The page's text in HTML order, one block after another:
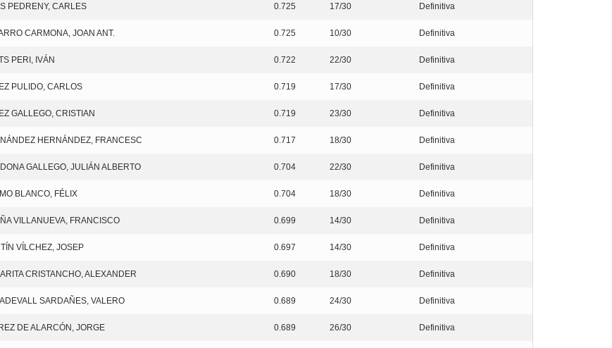
PEDRENY, CARLES 0.725 17/30 Definitiva
CARMONA, JOAN ANT. 0.725 10/30 Definitiva
PERI, IVÁN 0.722 22/30 Definitiva
PULIDO, CARLOS 0.719 17/30 Definitiva
GALLEGO, CRISTIAN 0.719 23/30 Definitiva
HERNÁNDEZ, FRANCESC 0.717 18/30 Definitiva
GALLEGO, JULIÁN ALBERTO 0.704 22/30 Definitiva
BLANCO, FÉLIX 0.704 18/30 Definitiva
VILLANUEVA, FRANCISCO 0.699 14/30 Definitiva
VÍLCHEZ, JOSEP 0.697 14/30 Definitiva
CRISTANCHO, ALEXANDER 0.690 18/30 Definitiva
SARDAÑES, VALERO 0.689 24/30 Definitiva
DE ALARCÓN, JORGE 0.689 26/30 Definitiva